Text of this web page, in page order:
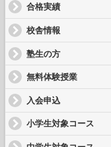
合格実績
校舎情報
塾生の方
無料体験授業
入会申込
小学生対象コース